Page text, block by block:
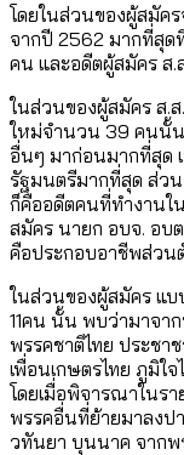
โดยในส่วนของผู้สมัค
จากปี 2562 มากที่สุด
คน และอดีตผู้สมัคร ส
ในส่วนของผู้สมัคร ส.
ใหม่จำนวน 39 คนนั้น
อื่นๆ มาก่อนมากที่สุด
รัฐมนตรีมากที่สุด ส่ว
ก็คืออดีตคนที่ทำงานใ
สมัคร นายก อบจ. อบ
คือประกอบอาชีพส่วน
ในส่วนของผู้สมัคร แ
11คน นั้น พบว่ามาจา
พรรคชาติไทย ประชา
เพื่อนเกษตรไทย ภูมิใ
โดยเมื่อพิจารณาในร
พรรคอื่นที่ย้ายมาลงป
วทันยา บุนนาค จากพ